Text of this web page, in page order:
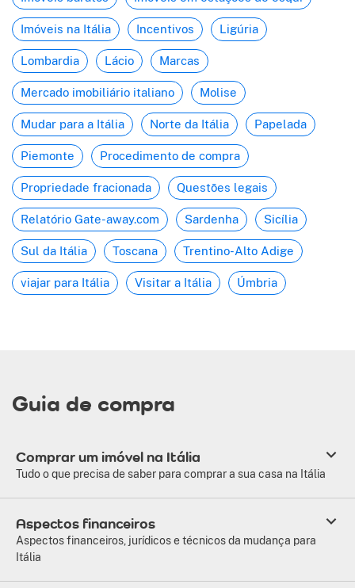
Imóveis na Itália Incentivos Ligúria
Lombardia Lácio Marcas
Mercado imobiliário italiano Molise
Mudar para a Itália Norte da Itália Papelada
Piemonte Procedimento de compra
Propriedade fracionada Questões legais
Relatório Gate-away.com Sardenha Sicília
Sul da Itália Toscana Trentino-Alto Adige
viajar para Itália Visitar a Itália Úmbria
Guia de compra
Comprar um imóvel na Itália
Tudo o que precisa de saber para comprar a sua casa na Itália
Aspectos financeiros
Aspectos financeiros, jurídicos e técnicos da mudança para
Itália